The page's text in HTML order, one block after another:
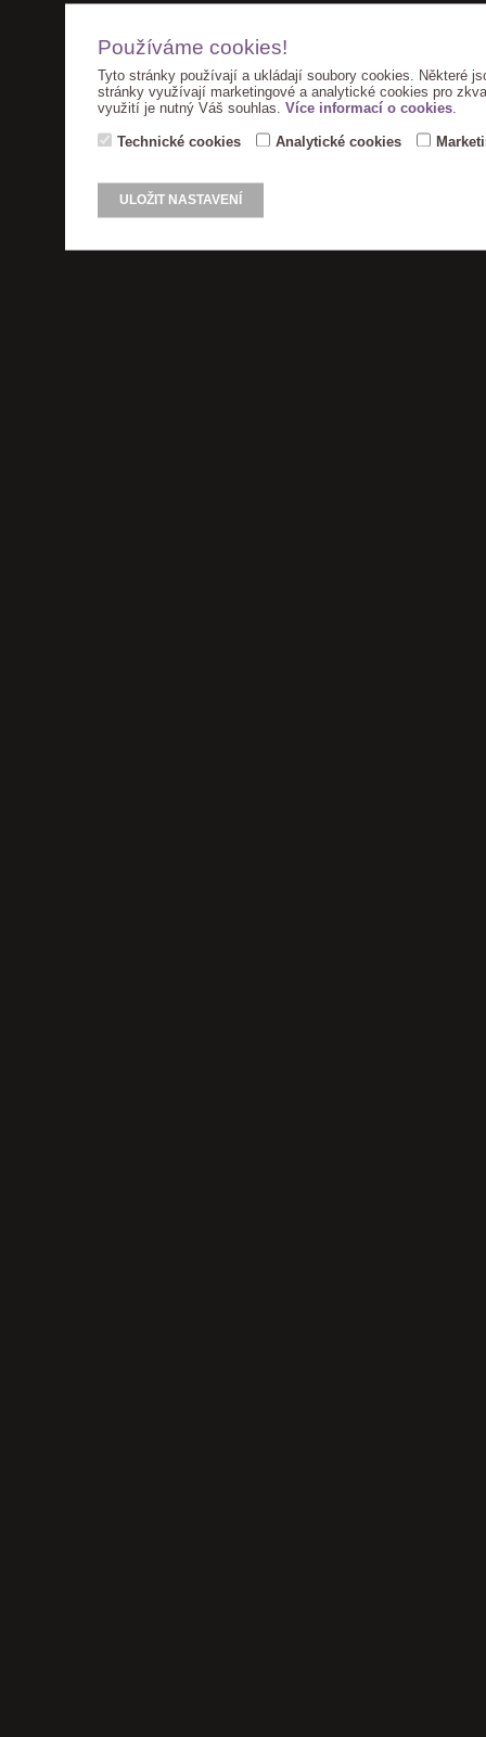
Používáme cookies!
Tyto stránky používají a ukládají soubory cookies. Některé
stránky využívají marketingové a analytické cookies pro
využití je nutný Váš souhlas. Více informací o cookies.
Technické cookies Analytické cookies
ULOŽIT NASTAVENÍ